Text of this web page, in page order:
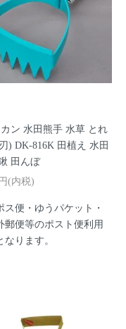
ン 水田熊手 水草 とれ
) DK-816K 田植え 水田
田んぼ
(内税)
ス便・ゆうパケット・
郵便等のポスト便利用
なります。